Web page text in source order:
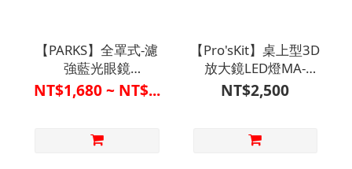
【PARKS】全罩式-濾
強藍光眼鏡
【V1RD0608、
V1RD0609、
V1RD0611】
NT$1,680 ~ NT$...
【Pro'sKit】桌上型3D
放大鏡LED燈MA-
1004A【
NT$2,500